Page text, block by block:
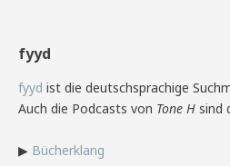
fyyd
fyyd ist die deutschsprachige
Auch die Podcasts von Tone H sind
▶ Bücherklang